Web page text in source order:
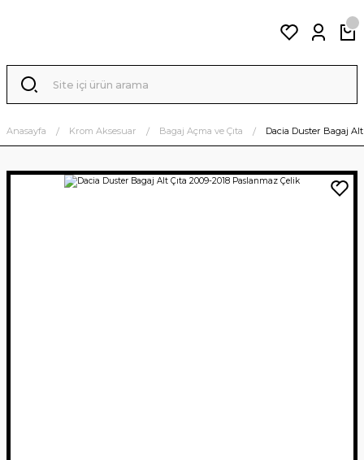
Anasayfa Krom Aksesuar Bagaj Açma ve Çıta Dacia Duster Bagaj Alt